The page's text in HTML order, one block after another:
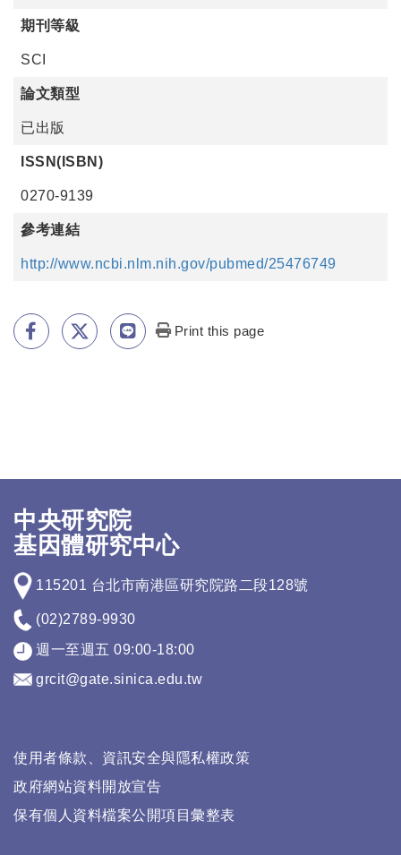
期刊等級
SCI
論文類型
已出版
ISSN(ISBN)
0270-9139
參考連結
http://www.ncbi.nlm.nih.gov/pubmed/25476749
Print this page
中央研究院
基因體研究中心
115201 台北市南港區研究院路二段128號
(02)2789-9930
週一至週五 09:00-18:00
grcit@gate.sinica.edu.tw
使用者條款、資訊安全與隱私權政策
政府網站資料開放宣告
保有個人資料檔案公開項目彙整表